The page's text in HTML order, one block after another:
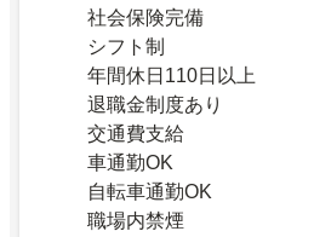
社会保険完備
シフト制
年間休日110日以上
退職金制度あり
交通費支給
車通勤OK
自転車通勤OK
職場内禁煙